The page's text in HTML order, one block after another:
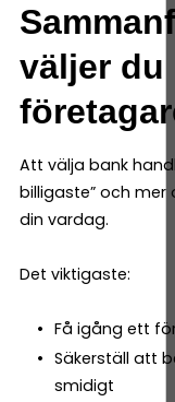
väljer du
Att välja bank
billigaste” och
din vardag.
Det viktigaste:
Få igång ett
Säkerställ att
smidigt